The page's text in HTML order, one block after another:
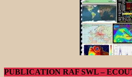
PUBLICATION RAF SWL –